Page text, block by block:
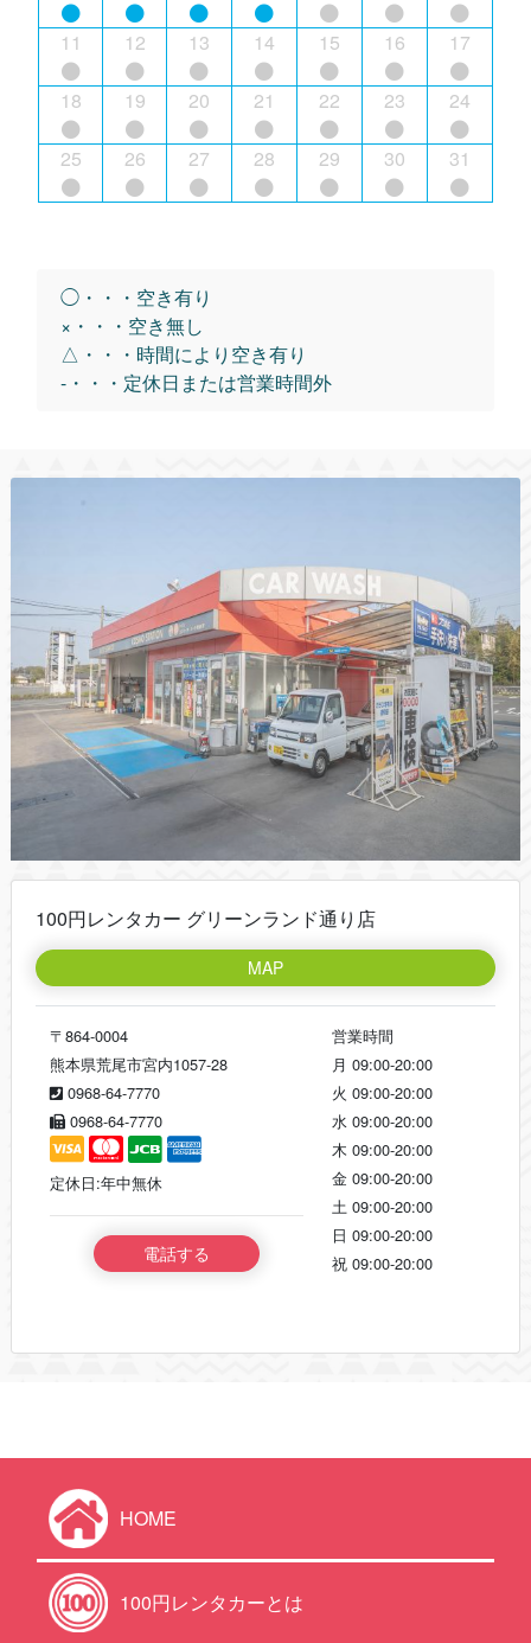
11 12 13 14 15 16 17
18 19 20 21 22 23 24
25 26 27 28 29 30 31
◯・・・空き有り
×・・・空き無し
△・・・時間により空き有り
-・・・定休日または営業時間外
100円レンタカー グリーンランド通り店
MAP
〒864-0004
熊本県荒尾市宮内1057-28
0968-64-7770
0968-64-7770
定休日:年中無休
電話する
営業時間
月 09:00-20:00
火 09:00-20:00
水 09:00-20:00
木 09:00-20:00
金 09:00-20:00
土 09:00-20:00
日 09:00-20:00
祝 09:00-20:00
HOME
100円レンタカーとは